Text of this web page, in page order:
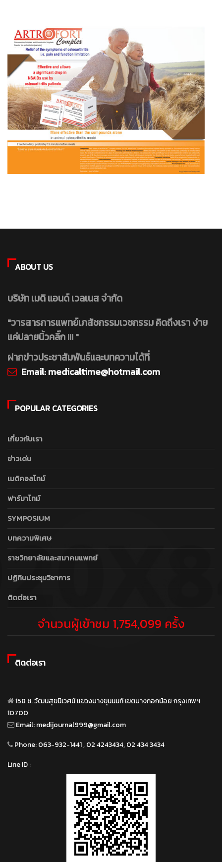
ABOUT US
บริษัท เมดิ แอนด์ เวลเนส จำกัด
"วารสารการแพทย์เภสัชกรรมเวชกรรม คิดถึงเรา ง่าย
แค่ปลายนิ้วคลิ๊ก !!! "
ฝากข่าวประชาสัมพันธ์และบทความได้ที่
Email:medicaltime@hotmail.com
POPULAR CATEGORIES
เกี่ยวกับเรา
ข่าวเด่น
เมดิคอลไทม์
ฟาร์มาไทม์
SYMPOSIUM
บทความพิเศษ
ราชวิทยาลัยและสมาคมแพทย์
ปฏิทินประชุมวิชาการ
ติดต่อเรา
จำนวนผู้เข้าชม 1,754,099 ครั้ง
ติดต่อเรา
158 ซ. วัฒนสุขนิเวศน์ แขวงบางขุนนนท์ เขตบางกอกน้อย กรุงเทพฯ
10700
Email:medijournal999@gmail.com
Phone:063-932-1441 , 02 4243434, 02 434 3434
Line ID :